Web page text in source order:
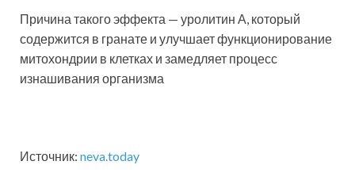
Причина такого эффекта — уролитин А, который
содержится в гранате и улучшает функционирование
митохондрии в клетках и замедляет процесс
изнашивания организма
Источник: neva.today